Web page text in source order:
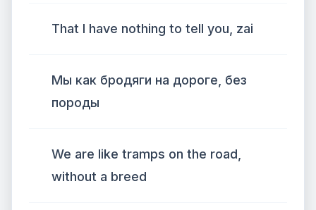
That I have nothing to tell you, zai
Мы как бродяги на дороге, без
породы
We are like tramps on the road,
without a breed